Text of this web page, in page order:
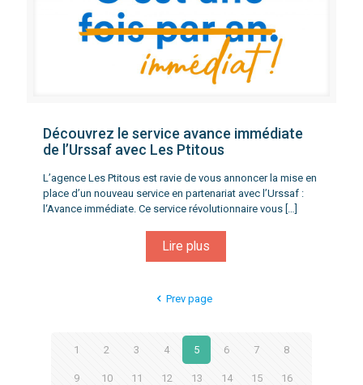
Découvrez le service avance immédiate
de l’Urssaf avec Les Ptitous
L’agence Les Ptitous est ravie de vous annoncer la mise en
place d’un nouveau service en partenariat avec l’Urssaf :
l‘Avance immédiate. Ce service révolutionnaire vous […]
Lire plus
Prev page
1 2 3 4 5 6 7 8
9 10 11 12 13 14 15 16